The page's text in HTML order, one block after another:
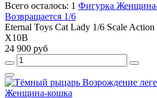
Всего осталось: 1 Фигурка
Возвращается 1/6
Eternal Toys Cat Lady 1/6 Scale
X10B
24 900 руб